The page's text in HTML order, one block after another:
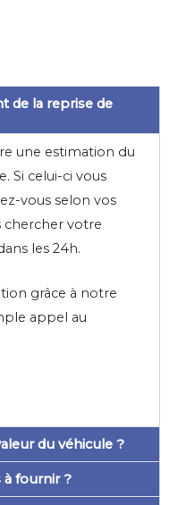
de la reprise de
une estimation du
Si celui-ci vous
vous selon vos
chercher votre
les 24h.
grâce à notre
appel au
du véhicule ?
fournir ?